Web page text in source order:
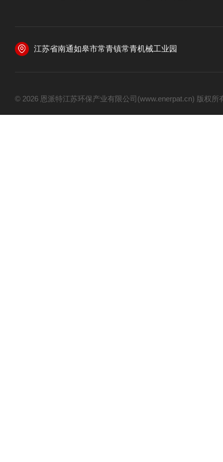
江苏省南通如皋市常青镇常青机械工业园
© 2026 恩派特江苏环保产业有限公司(www.enerpat.cn) 版权